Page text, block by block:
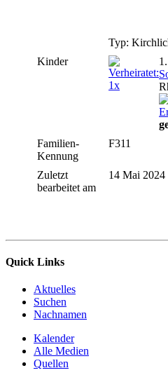
Typ:
Kinder
1.
Familien-
Kennung
F311
Zuletzt
bearbeitet am
14 Mai 2024
Quick Links
Aktuelles
Suchen
Nachnamen
Kalender
Alle Medien
Quellen